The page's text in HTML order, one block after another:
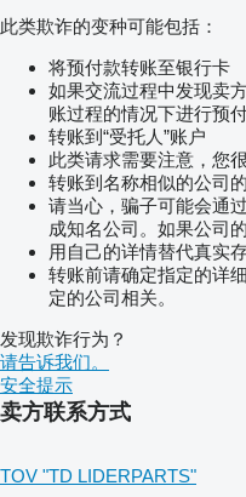
此类欺诈的变种可能包括：
将预付款转账至银行卡
如果交流过程中发现卖
账过程的情况下进行预付
转账到“受托人”账户
此类请求需要注意，您
转账到名称相似的公司
请当心，骗子可能会通
成知名公司。如果公司
用自己的详情替代真实
转账前请确定指定的详
定的公司相关。
发现欺诈行为？
请告诉我们。
安全提示
卖方联系方式
TOV "TD LIDERPARTS"